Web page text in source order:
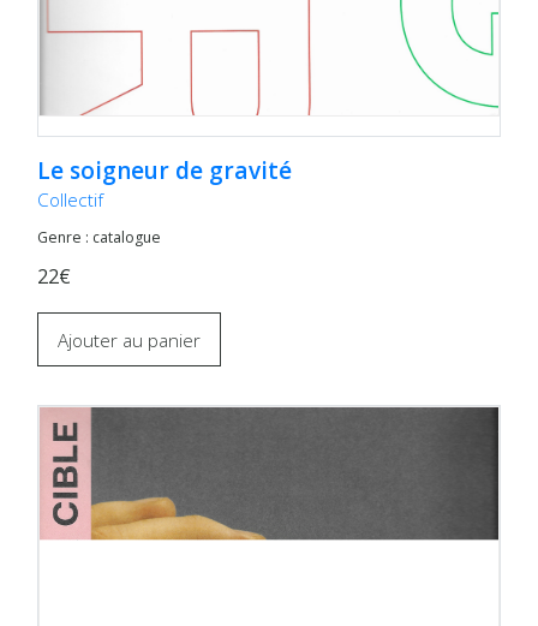
Le soigneur de gravité
Collectif
Genre : catalogue
22€
Ajouter au panier